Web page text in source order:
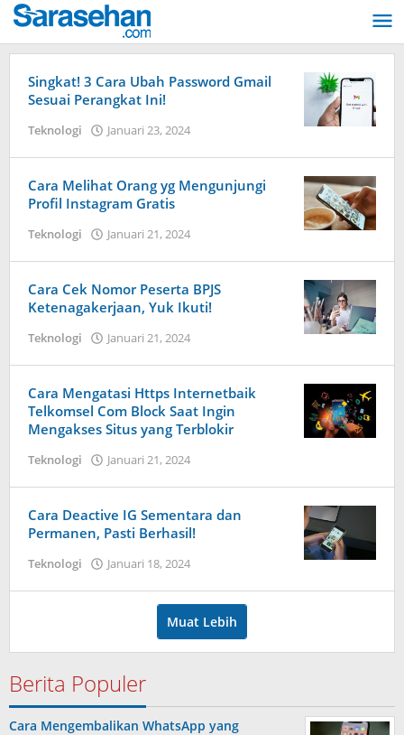
Lewati
ke
konten
Singkat! 3 Cara Ubah Password Gmail
Sesuai Perangkat Ini!
Teknologi Januari 23, 2024
Pradana
Putra
Cara Melihat Orang yg Mengunjungi
Profil Instagram Gratis
Teknologi Januari 21, 2024
Pradana
Putra
Cara Cek Nomor Peserta BPJS
Ketenagakerjaan, Yuk Ikuti!
Teknologi Januari 21, 2024
Pradana
Putra
Cara Mengatasi Https Internetbaik
Telkomsel Com Block Saat Ingin
Mengakses Situs yang Terblokir
Teknologi Januari 21, 2024
Pradana
Cara Deactive IG Sementara dan
Permanen, Pasti Berhasil!
Teknologi Januari 18, 2024
Pradana
Putra
Muat Lebih
Berita Populer
Cara Mengembalikan WhatsApp yang